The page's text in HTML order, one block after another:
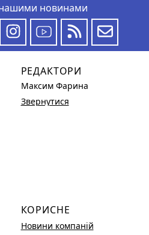
нашими новинами
РЕДАКТОРИ
Максим Фарина
Звернутися
КОРИСНЕ
Новини компаній